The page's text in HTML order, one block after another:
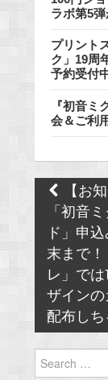
ラボ第5
プリント
ク」19周
予約受付
『初音
会＆ご利
Post【お
「初音
ド」申込
末まで！
レ」では
ザインの
配布しち
Search
for: